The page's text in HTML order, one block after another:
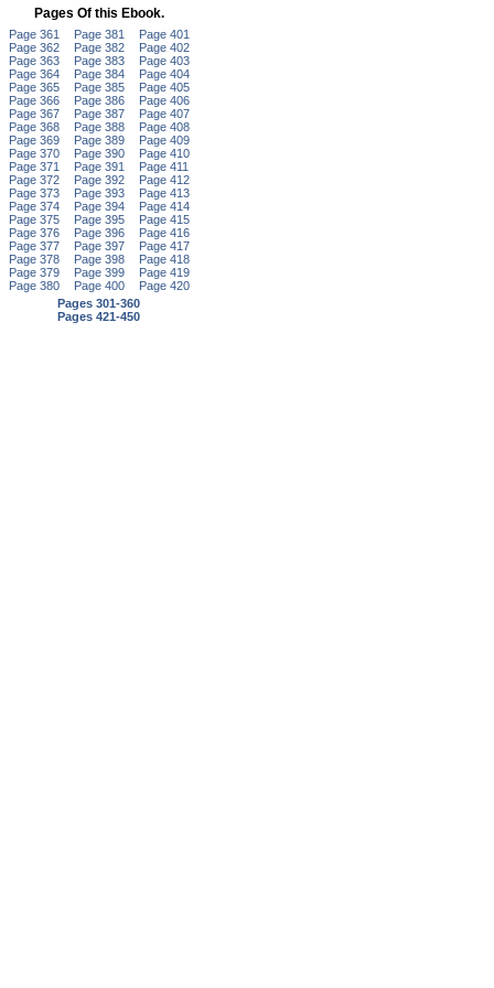
Pages Of this Ebook.
Page 361
Page 362
Page 363
Page 364
Page 365
Page 366
Page 367
Page 368
Page 369
Page 370
Page 371
Page 372
Page 373
Page 374
Page 375
Page 376
Page 377
Page 378
Page 379
Page 380
Page 381
Page 382
Page 383
Page 384
Page 385
Page 386
Page 387
Page 388
Page 389
Page 390
Page 391
Page 392
Page 393
Page 394
Page 395
Page 396
Page 397
Page 398
Page 399
Page 400
Page 401
Page 402
Page 403
Page 404
Page 405
Page 406
Page 407
Page 408
Page 409
Page 410
Page 411
Page 412
Page 413
Page 414
Page 415
Page 416
Page 417
Page 418
Page 419
Page 420
Pages 301-360
Pages 421-450